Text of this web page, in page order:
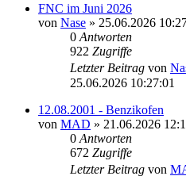
FNC im Juni 2026
von Nase » 25.06.2026
0 Antworten
922 Zugriffe
Letzter Beitrag von
25.06.2026 10:27:01
12.08.2001 - Benzikofen
von MAD » 21.06.2026
0 Antworten
672 Zugriffe
Letzter Beitrag von